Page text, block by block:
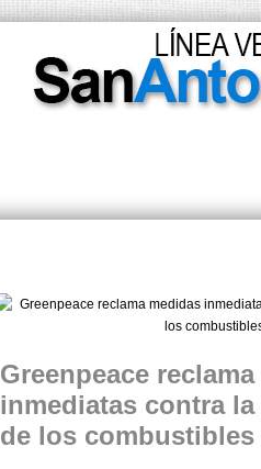
Greenpeace
inmediatas contra
de los combustibles